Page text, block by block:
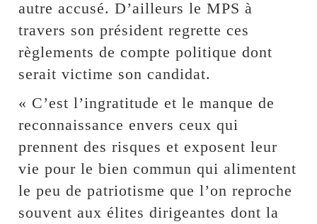
autre accusé. D’ailleurs le MPS à
travers son président regrette ces
règlements de compte politique dont
serait victime son candidat.
« C’est l’ingratitude et le manque de
reconnaissance envers ceux qui
prennent des risques et exposent leur
vie pour le bien commun qui alimentent
le peu de patriotisme que l’on reproche
souvent aux élites dirigeantes dont la